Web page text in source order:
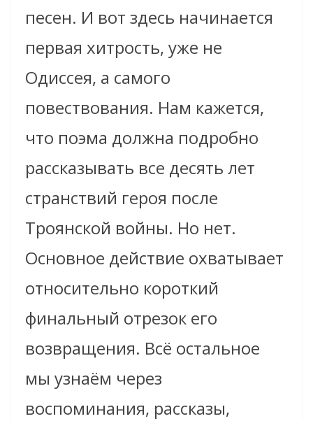
песен. И вот здесь начинается
первая хитрость, уже не
Одиссея, а самого
повествования. Нам кажется,
что поэма должна подробно
рассказывать все десять лет
странствий героя после
Троянской войны. Но нет.
Основное действие охватывает
относительно короткий
финальный отрезок его
возвращения. Всё остальное
мы узнаём через
воспоминания, рассказы,